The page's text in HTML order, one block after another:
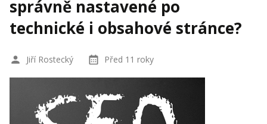
Solo
Akce
O mně
Přihlášení
správně nastavené po
technické i obsahové stránce?
Jiří Rostecký Před 11 roky